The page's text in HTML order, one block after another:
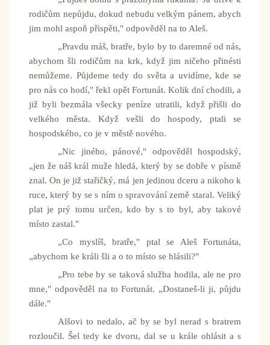
rodičům nepůjdu, dokud nebudu velkým pánem, abych
jim mohl aspoň přispěti," odpověděl na to Aleš.
„Pravdu máš, bratře, bylo by to daremné od nás,
abychom šli rodičům na krk, když jim ničeho přinésti
nemůžeme. Půjdeme tedy do světa a uvidíme, kde se
pro nás co hodí," řekl opět Fortunát. Kolik dní chodili, a
již byli bezmála všecky peníze utratili, když přišli do
velkého města. Když vešli do hospody, ptali se
hospodského, co je v městě nového.
„Nic jiného, pánové," odpověděl hospodský,
„jen že náš král muže hledá, který by se dobře v písmě
znal. On je již stařičký, má jen jedinou dceru a nikoho k
ruce, který by se s ním o spravování země staral. Veliký
plat je prý tomu určen, kdo by s to byl, aby takové
místo zastal."
„Co myslíš, bratře," ptal se Aleš Fortunáta,
„abychom ke králi šli a o to místo se hlásili?"
„Pro tebe by se taková služba hodila, ale ne pro
mne," odpověděl na to Fortunát. „Dostaneš-li ji, půjdu
dále."
Alšovi to nedalo, ač by se byl nerad s bratrem
rozloučil. Šel tedy ke dvoru, dal se u krále ohlásit a s